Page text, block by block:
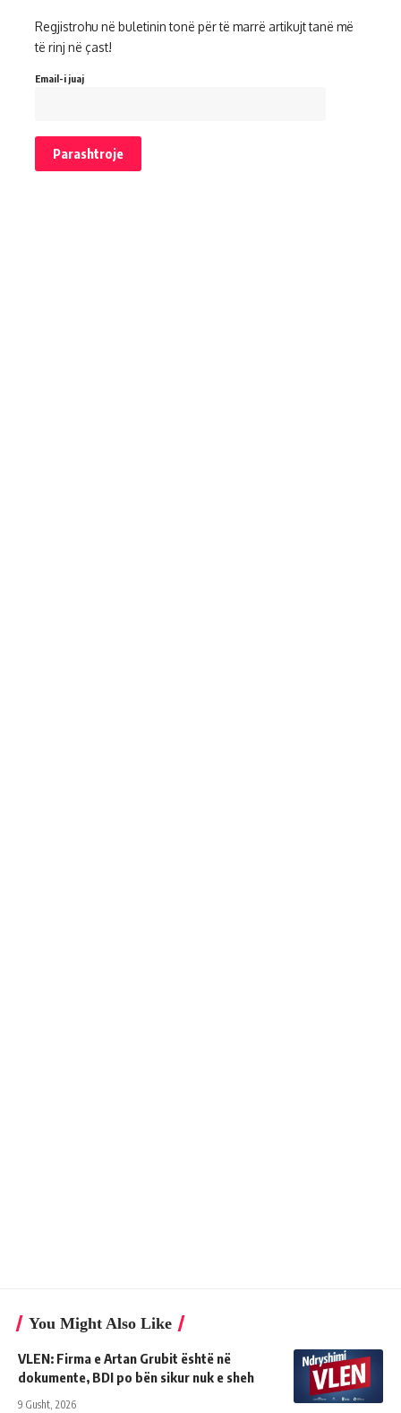
Regjistrohu në buletinin tonë për të marrë artikujt tanë më
të rinj në çast!
Email-i juaj
You Might Also Like
VLEN: Firma e Artan Grubit është në
dokumente, BDI po bën sikur nuk e sheh
9 Gusht, 2026